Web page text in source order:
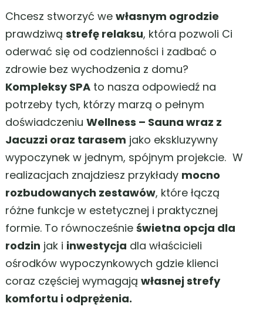
Chcesz stworzyć we własnym ogrodzie
prawdziwą strefę relaksu, która pozwoli Ci
oderwać się od codzienności i zadbać o
zdrowie bez wychodzenia z domu?
Kompleksy SPA to nasza odpowiedź na
potrzeby tych, którzy marzą o pełnym
doświadczeniu Wellness – Sauna wraz z
Jacuzzi oraz tarasem jako ekskluzywny
wypoczynek w jednym, spójnym projekcie. W
realizacjach znajdziesz przykłady mocno
rozbudowanych zestawów, które łączą
różne funkcje w estetycznej i praktycznej
formie. To równocześnie świetna opcja dla
rodzin jak i inwestycja dla właścicieli
ośrodków wypoczynkowych gdzie klienci
coraz częściej wymagają własnej strefy
komfortu i odprężenia.